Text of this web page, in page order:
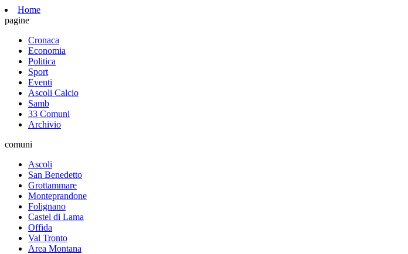
Home
pagine
Cronaca
Economia
Politica
Sport
Eventi
Ascoli Calcio
Samb
33 Comuni
Archivio
comuni
Ascoli
San Benedetto
Grottammare
Monteprandone
Folignano
Castel di Lama
Offida
Val Tronto
Area Montana